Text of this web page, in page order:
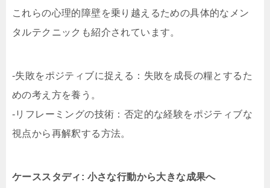
これらの心理的障壁を乗り越えるための具体的なメン
タルテクニックも紹介されています。
-失敗をポジティブに捉える：失敗を成長の糧とするた
めの考え方を養う。
-リフレーミングの技術：否定的な経験をポジティブな
視点から再解釈する方法。
ケーススタディ: 小さな行動から大きな成果へ